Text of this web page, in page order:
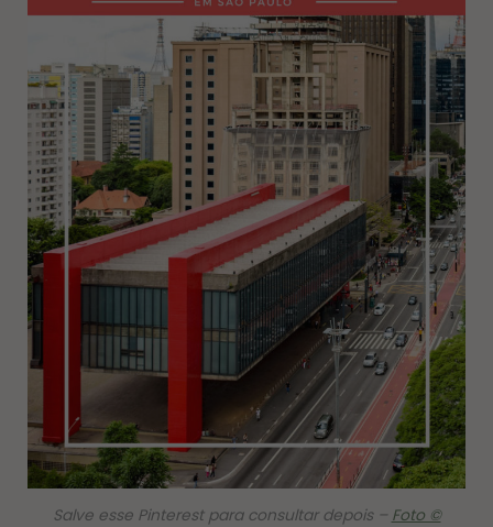
Salve esse Pinterest para consultar depois – Foto ©